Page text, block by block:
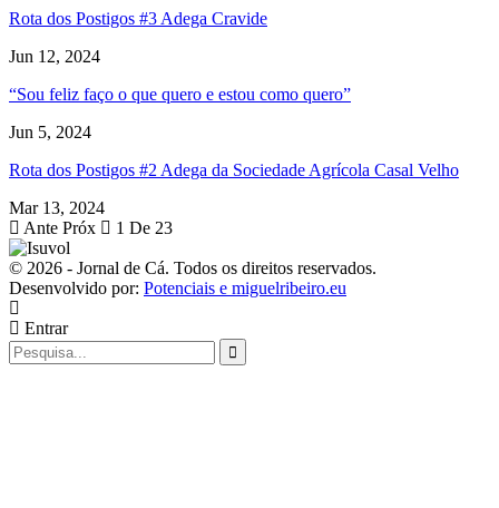
Rota dos Postigos #3 Adega Cravide
Jun 12, 2024
“Sou feliz faço o que quero e estou como quero”
Jun 5, 2024
Rota dos Postigos #2 Adega da Sociedade Agrícola Casal Velho
Mar 13, 2024
Ante Próx 1 De 23
© 2026 - Jornal de Cá. Todos os direitos reservados.
Desenvolvido por: Potenciais e miguelribeiro.eu
Entrar